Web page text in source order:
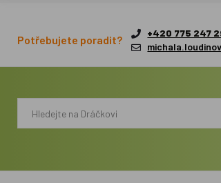
Potřebujete poradit?
+420 775 247